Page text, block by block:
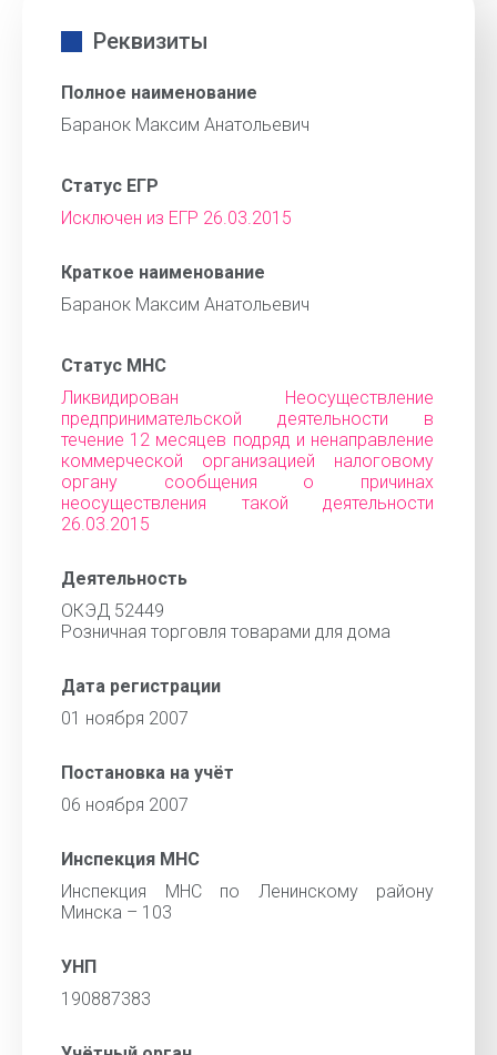
Реквизиты
Полное наименование
Баранок Максим Анатольевич
Статус ЕГР
Исключен из ЕГР 26.03.2015
Краткое наименование
Баранок Максим Анатольевич
Статус МНС
Ликвидирован Неосуществление
предпринимательской деятельности в
течение 12 месяцев подряд и ненаправление
коммерческой организацией налоговому
органу сообщения о причинах
неосуществления такой деятельности
26.03.2015
Деятельность
ОКЭД 52449
Розничная торговля товарами для дома
Дата регистрации
01 ноября 2007
Постановка на учёт
06 ноября 2007
Инспекция МНС
Инспекция МНС по Ленинскому району
Минска – 103
УНП
190887383